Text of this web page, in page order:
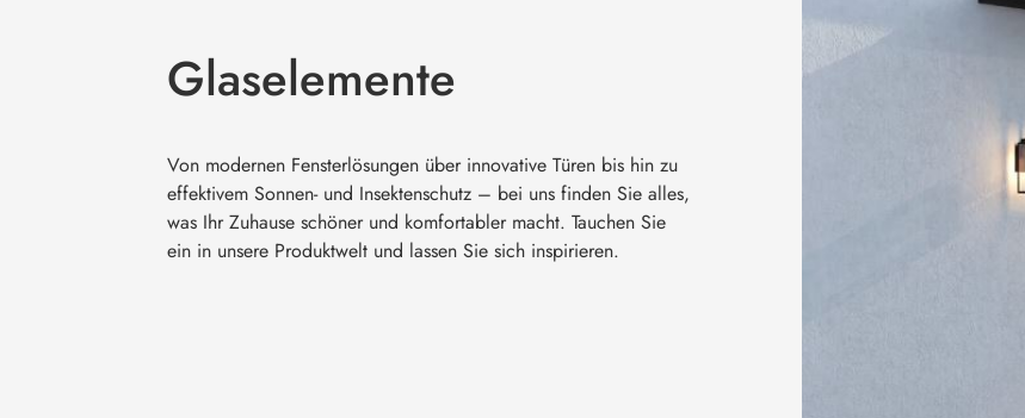
Glaselemente
Von modernen Fensterlösungen über innovative Türen bis hin zu
effektivem Sonnen- und Insektenschutz – bei uns finden Sie alles,
was Ihr Zuhause schöner und komfortabler macht. Tauchen Sie
ein in unsere Produktwelt und lassen Sie sich inspirieren.